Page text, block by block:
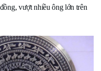
vượt nhiều ông lớn trên